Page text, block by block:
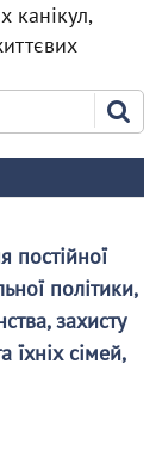
канікул,
постійної
політики,
захисту
їхніх сімей,